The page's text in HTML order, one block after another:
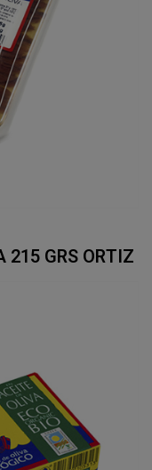
215 GRS ORTIZ